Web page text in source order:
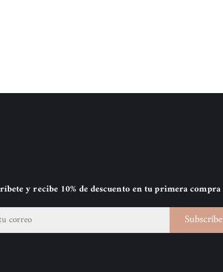
y recibe 10% de descuento en tu primera compra
Subscríbe